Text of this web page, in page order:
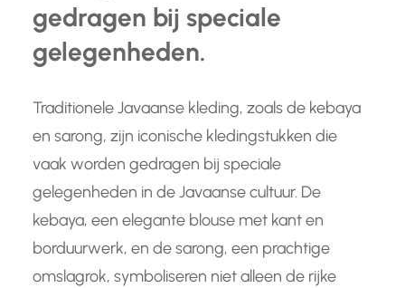
gedragen bij speciale
gelegenheden.
Traditionele Javaanse kleding, zoals de kebaya
en sarong, zijn iconische kledingstukken die
vaak worden gedragen bij speciale
gelegenheden in de Javaanse cultuur. De
kebaya, een elegante blouse met kant en
borduurwerk, en de sarong, een prachtige
omslagrok, symboliseren niet alleen de rijke